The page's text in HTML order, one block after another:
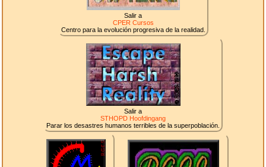
Salir a
CPER Cursos
Centro para la evolución progresiva de la realidad.
Salir a
STHOPD Hoofdingang
Parar los desastres humanos terribles de la superpoblación.